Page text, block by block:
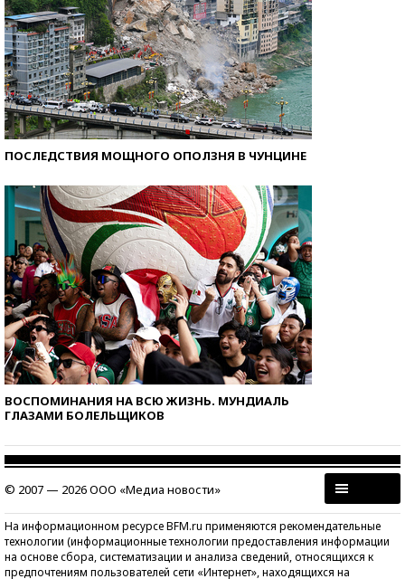
ПОСЛЕДСТВИЯ МОЩНОГО ОПОЛЗНЯ В ЧУНЦИНЕ
ВОСПОМИНАНИЯ НА ВСЮ ЖИЗНЬ. МУНДИАЛЬ
ГЛАЗАМИ БОЛЕЛЬЩИКОВ
© 2007 — 2026 ООО «Медиа новости»
На информационном ресурсе BFM.ru применяются рекомендательные
технологии (информационные технологии предоставления информации
на основе сбора, систематизации и анализа сведений, относящихся к
предпочтениям пользователей сети «Интернет», находящихся на